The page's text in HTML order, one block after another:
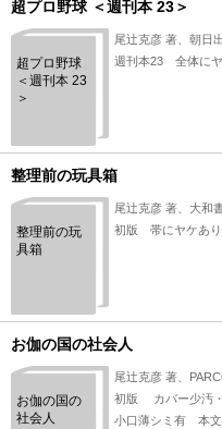
超プロ野球 ＜週刊本 23＞
超プロ野球
＜週刊本 23
＞
尾辻克彦 著、朝日
週刊本23 全体に
整理前の玩具箱
整理前の玩
具箱
尾辻克彦 著、大和
初版 帯にヤケあ
お伽の国の社会人
お伽の国の
社会人
尾辻克彦 著、
初版 カバー少汚
小口薄シミ有 本